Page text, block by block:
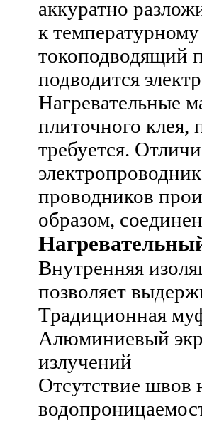
аккуратно
к
токоподводящий
подводится
Нагревательные
плиточного клея,
требуется.
проводников
образом,
Внутренняя
позволяет
Традиционная
Алюминиевый
излучений
Отсутствие швов